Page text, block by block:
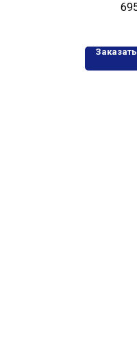
для
Заказать